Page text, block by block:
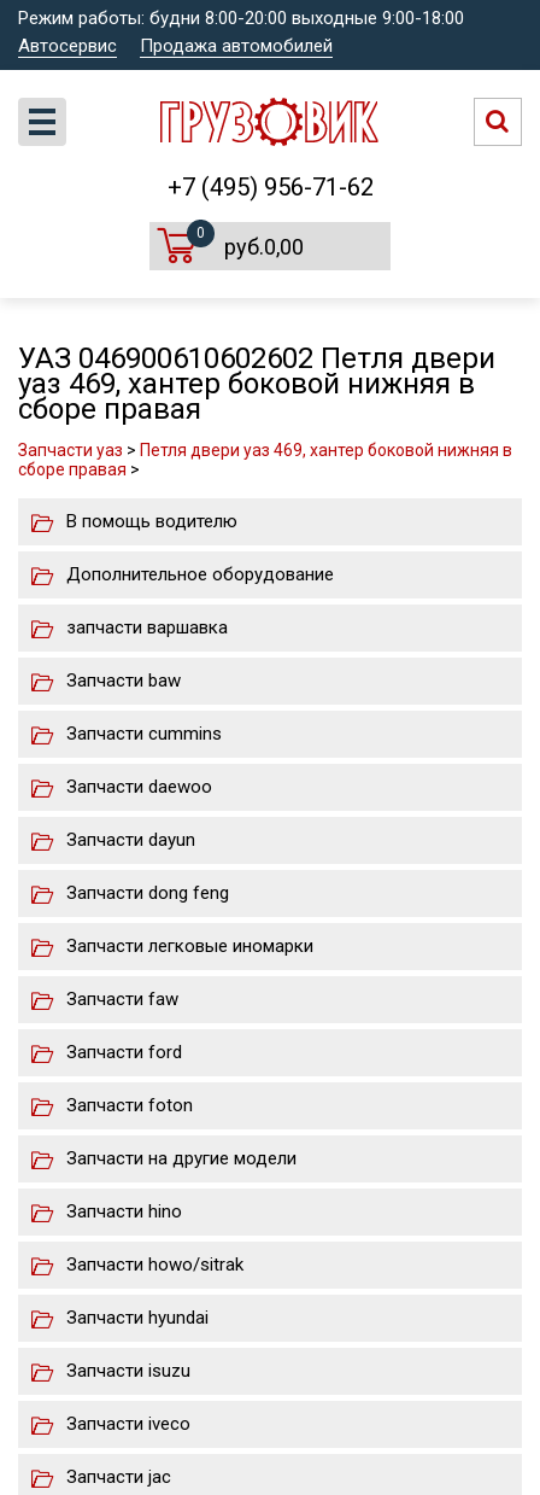
Режим работы: будни 8:00-20:00 выходные 9:00-18:00
Автосервис
Продажа автомобилей
+7 (495) 956-71-62
0
руб.0,00
УАЗ 046900610602602 Петля двери
уаз 469, хантер боковой нижняя в
сборе правая
Запчасти уаз > Петля двери уаз 469, хантер боковой нижняя в
сборе правая >
В помощь водителю
Дополнительное оборудование
запчасти варшавка
Запчасти baw
Запчасти cummins
Запчасти daewoo
Запчасти dayun
Запчасти dong feng
Запчасти легковые иномарки
Запчасти faw
Запчасти ford
Запчасти foton
Запчасти на другие модели
Запчасти hino
Запчасти howo/sitrak
Запчасти hyundai
Запчасти isuzu
Запчасти iveco
Запчасти jac